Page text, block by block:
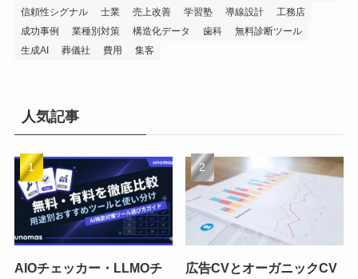
信頼性シグナル
士業 売上改善 学習塾 導線設計
工務店
成功事例
業種別対策 構造化データ 歯科
無料診断ツール
生成AI
葬儀社 費用 集客
人気記事
AIOチェッカー・LLMOチ
広告CVとオーガニックCV